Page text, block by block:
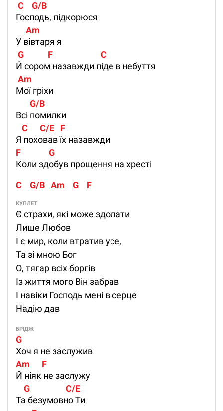
C    G/B
Господь, підкорюся
     Am
У вівтаря я
G            F                        C
Й сором назавжди піде в небуття
Am
Мої гріхи
       G/B
Всі помилки
   C      C/E   F
Я поховав їх назавжди
F              G
Коли здобув прощення на хресті
C    G/B   Am    G    F
КУПЛЕТ
Є страхи, які може здолати
Лише Любов
І є мир, коли втратив усе,
Та зі мною Бог
О, тягар всіх боргів
Із життя мого Він забрав
І навіки Господь мені в серце
Надію дав
БРІДЖ
G
Хоч я не заслужив
Am      F
Й ніяк не заслужу
    G                  C/E
Та безумовно Ти